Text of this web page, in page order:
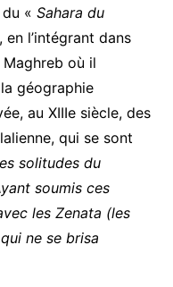
« Sahara du
où il
géographie
au XIIIe siècle, des
qui se sont
solitudes du
soumis ces
les Zenata (les
ne se brisa